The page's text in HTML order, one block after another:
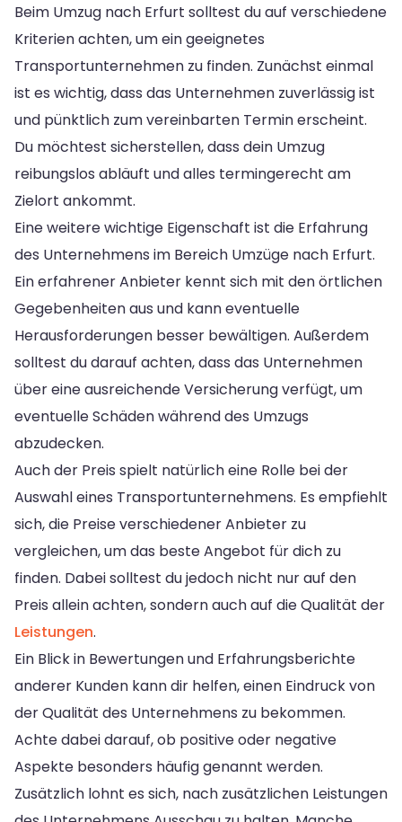
Beim Umzug nach Erfurt solltest du auf verschiedene
Kriterien achten, um ein geeignetes
Transportunternehmen zu finden. Zunächst einmal
ist es wichtig, dass das Unternehmen zuverlässig ist
und pünktlich zum vereinbarten Termin erscheint.
Du möchtest sicherstellen, dass dein Umzug
reibungslos abläuft und alles termingerecht am
Zielort ankommt.
Eine weitere wichtige Eigenschaft ist die Erfahrung
des Unternehmens im Bereich Umzüge nach Erfurt.
Ein erfahrener Anbieter kennt sich mit den örtlichen
Gegebenheiten aus und kann eventuelle
Herausforderungen besser bewältigen. Außerdem
solltest du darauf achten, dass das Unternehmen
über eine ausreichende Versicherung verfügt, um
eventuelle Schäden während des Umzugs
abzudecken.
Auch der Preis spielt natürlich eine Rolle bei der
Auswahl eines Transportunternehmens. Es empfiehlt
sich, die Preise verschiedener Anbieter zu
vergleichen, um das beste Angebot für dich zu
finden. Dabei solltest du jedoch nicht nur auf den
Preis allein achten, sondern auch auf die Qualität der
Leistungen.
Ein Blick in Bewertungen und Erfahrungsberichte
anderer Kunden kann dir helfen, einen Eindruck von
der Qualität des Unternehmens zu bekommen.
Achte dabei darauf, ob positive oder negative
Aspekte besonders häufig genannt werden.
Zusätzlich lohnt es sich, nach zusätzlichen Leistungen